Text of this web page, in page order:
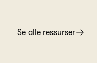
Se alle ressurser